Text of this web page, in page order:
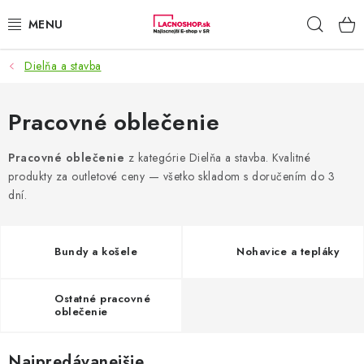
na
NAŠE AKCIE!
NAŠE NOVINKY!
POTRAVINY
DOMÁCNOSŤ
Dielňa a stavba
Pracovné oblečenie
Pracovné oblečenie z kategórie Dielňa a stavba. Kvalitné
produkty za outletové ceny — všetko skladom s doručením do 3
dní.
Bundy a košele Nohavice a tepláky
Ostatné pracovné
oblečenie